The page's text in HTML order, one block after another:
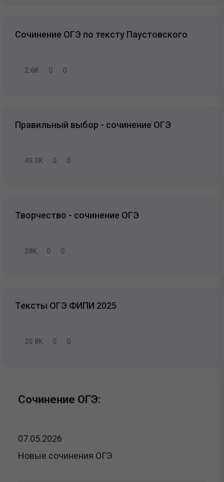
Сочинение ОГЭ по тексту Паустовского
2.6K 0 0
Правильный выбор - сочинение ОГЭ
49.3K 0 0
Творчество - сочинение ОГЭ
28K 0 0
Тексты ОГЭ ФИПИ 2025
20.8K 0 0
Сочинение ОГЭ:
07.05.2026
Новые сочинения ОГЭ